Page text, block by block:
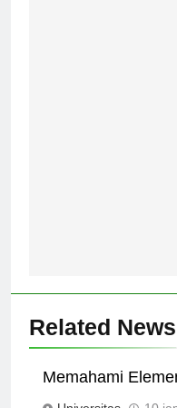
Related News